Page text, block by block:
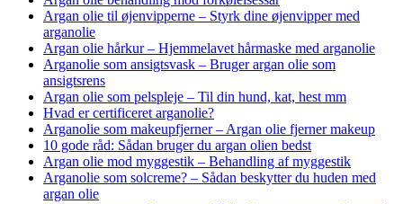
Argan olie til øjenvipperne – Styrk dine øjenvipper med
arganolie
Argan olie hårkur – Hjemmelavet hårmaske med arganolie
Arganolie som ansigtsvask – Bruger argan olie som
ansigtsrens
Argan olie som pelspleje – Til din hund, kat, hest mm
Hvad er certificeret arganolie?
Arganolie som makeupfjerner – Argan olie fjerner makeup
10 gode råd: Sådan bruger du argan olien bedst
Argan olie mod myggestik – Behandling af myggestik
Arganolie som solcreme? – Sådan beskytter du huden med
argan olie